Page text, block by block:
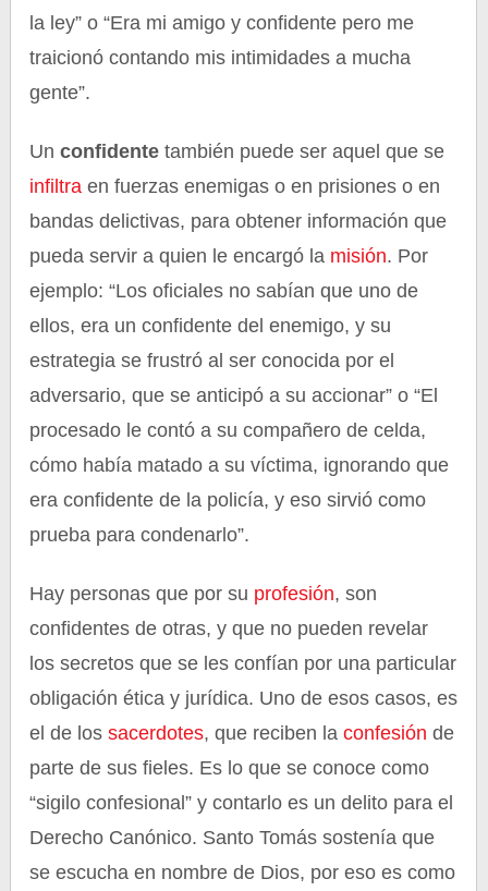
la ley” o “Era mi amigo y confidente pero me
traicionó contando mis intimidades a mucha
gente”.
Unconfidente también puede ser aquel que se
infiltra en fuerzas enemigas o en prisiones o en
bandas delictivas, para obtener información que
pueda servir a quien le encargó la misión. Por
ejemplo: “Los oficiales no sabían que uno de
ellos, era un confidente del enemigo, y su
estrategia se frustró al ser conocida por el
adversario, que se anticipó a su accionar” o “El
procesado le contó a su compañero de celda,
cómo había matado a su víctima, ignorando que
era confidente de la policía, y eso sirvió como
prueba para condenarlo”.
Hay personas que por su profesión, son
confidentes de otras, y que no pueden revelar
los secretos que se les confían por una particular
obligación ética y jurídica. Uno de esos casos, es
el de lossacerdotes, que reciben laconfesión de
parte de sus fieles. Es lo que se conoce como
“sigilo confesional” y contarlo es un delito para el
Derecho Canónico. Santo Tomás sostenía que
se escucha en nombre de Dios, por eso es como